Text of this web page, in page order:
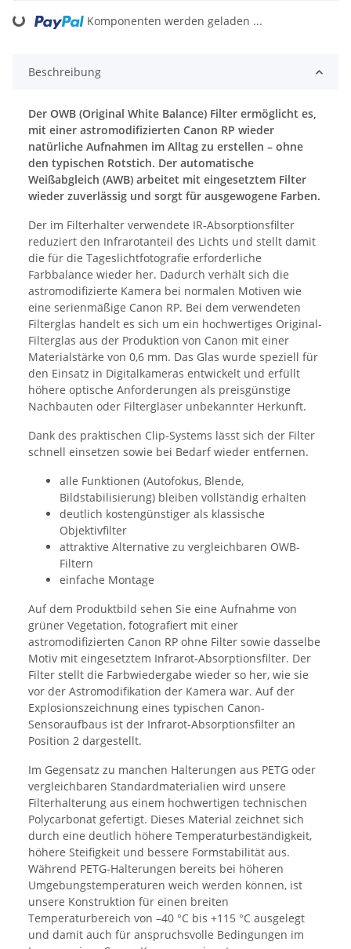
Komponenten werden geladen ...
Beschreibung
Der OWB (Original White Balance) Filter ermöglicht es,
mit einer astromodifizierten Canon RP wieder
natürliche Aufnahmen im Alltag zu erstellen – ohne
den typischen Rotstich. Der automatische
Weißabgleich (AWB) arbeitet mit eingesetztem Filter
wieder zuverlässig und sorgt für ausgewogene Farben.
Der im Filterhalter verwendete IR-Absorptionsfilter
reduziert den Infrarotanteil des Lichts und stellt damit
die für die Tageslichtfotografie erforderliche
Farbbalance wieder her. Dadurch verhält sich die
astromodifizierte Kamera bei normalen Motiven wie
eine serienmäßige Canon RP. Bei dem verwendeten
Filterglas handelt es sich um ein hochwertiges Original-
Filterglas aus der Produktion von Canon mit einer
Materialstärke von 0,6 mm. Das Glas wurde speziell für
den Einsatz in Digitalkameras entwickelt und erfüllt
höhere optische Anforderungen als preisgünstige
Nachbauten oder Filtergläser unbekannter Herkunft.
Dank des praktischen Clip-Systems lässt sich der Filter
schnell einsetzen sowie bei Bedarf wieder entfernen.
alle Funktionen (Autofokus, Blende,
Bildstabilisierung) bleiben vollständig erhalten
deutlich kostengünstiger als klassische
Objektivfilter
attraktive Alternative zu vergleichbaren OWB-
Filtern
einfache Montage
Auf dem Produktbild sehen Sie eine Aufnahme von
grüner Vegetation, fotografiert mit einer
astromodifizierten Canon RP ohne Filter sowie dasselbe
Motiv mit eingesetztem Infrarot-Absorptionsfilter. Der
Filter stellt die Farbwiedergabe wieder so her, wie sie
vor der Astromodifikation der Kamera war. Auf der
Explosionszeichnung eines typischen Canon-
Sensoraufbaus ist der Infrarot-Absorptionsfilter an
Position 2 dargestellt.
Im Gegensatz zu manchen Halterungen aus PETG oder
vergleichbaren Standardmaterialien wird unsere
Filterhalterung aus einem hochwertigen technischen
Polycarbonat gefertigt. Dieses Material zeichnet sich
durch eine deutlich höhere Temperaturbeständigkeit,
höhere Steifigkeit und bessere Formstabilität aus.
Während PETG-Halterungen bereits bei höheren
Umgebungstemperaturen weich werden können, ist
unsere Konstruktion für einen breiten
Temperaturbereich von –40 °C bis +115 °C ausgelegt
und damit auch für anspruchsvolle Bedingungen im